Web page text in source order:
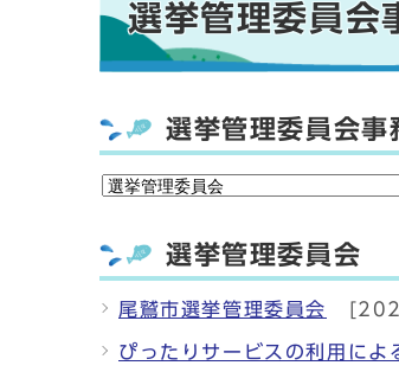
選挙管理委員会
選挙管理委員会事
選挙管理委員会
尾鷲市選挙管理委員会
ぴったりサービスの利用によ